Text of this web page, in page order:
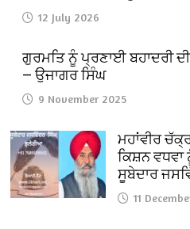
12 July 2026
ਗੁਰਮਤਿ ਨੂੰ ਪ੍ਰਣਾਈ ਬਹਾਦਰੀ
— ਉਜਾਗਰ ਸਿੰਘ
9 November 2025
ਮਹਾਂਵੀਰ
ਕਿਸ਼ਨ
ਸੂਬੇਦਾਰ
11